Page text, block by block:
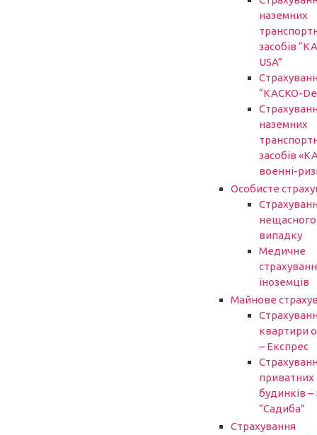
наземних
засобів
USA”
“КАСКО-
наземних
засобів
военні-
Особисте
нещасного
випадку
Медичне
іноземців
Майнове
квартири
– Експрес
приватних
будинків –
“Садиба”
Страхування